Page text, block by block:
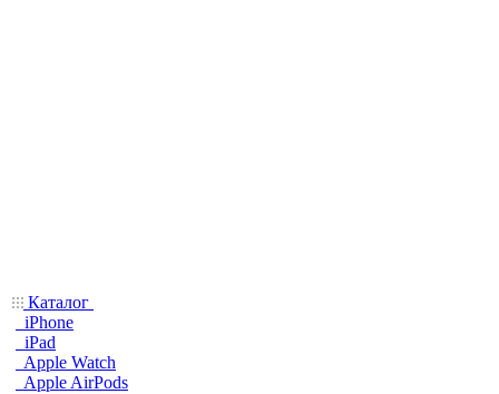
Каталог
iPhone
iPad
Apple Watch
Apple AirPods